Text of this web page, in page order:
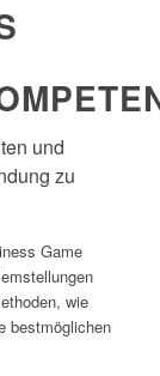
und
zu
Game
wie
bestmöglichen